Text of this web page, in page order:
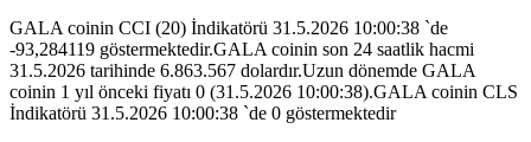
GALA coinin CCI (20) İndikatörü 31.5.2026 10:00:38 `de
-93,284119 göstermektedir.GALA coinin son 24 saatlik hacmi
31.5.2026 tarihinde 6.863.567 dolardır.Uzun dönemde GALA
coinin 1 yıl önceki fiyatı 0 (31.5.2026 10:00:38).GALA coinin CLS
İndikatörü 31.5.2026 10:00:38 `de 0 göstermektedir